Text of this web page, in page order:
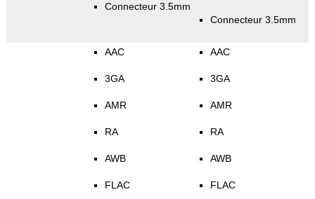
Connecteur 3.5mm
Connecteur 3.5mm
AAC
3GA
AMR
RA
AWB
FLAC
AAC
3GA
AMR
RA
AWB
FLAC